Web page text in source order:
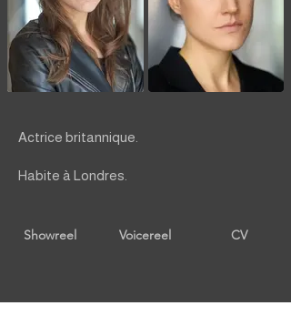
Actrice britannique.
Habite à Londres.
Showreel Voicereel CV